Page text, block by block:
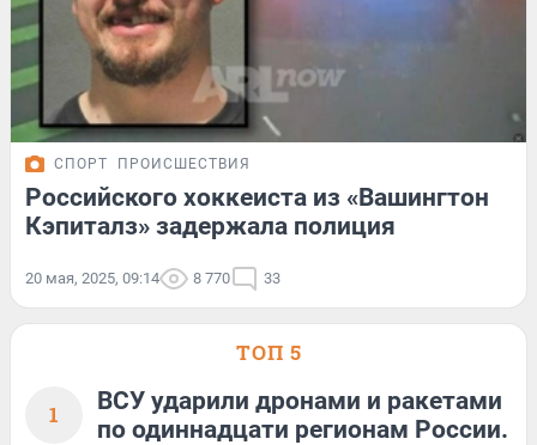
СПОРТ ПРОИСШЕСТВИЯ
Российского хоккеиста из «Вашингтон
Кэпиталз» задержала полиция
20 мая, 2025, 09:14 8 770 33
ТОП 5
1
ВСУ ударили дронами и ракетами
по одиннадцати регионам России.